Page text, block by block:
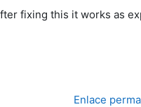
fixing this it works as
Enlace